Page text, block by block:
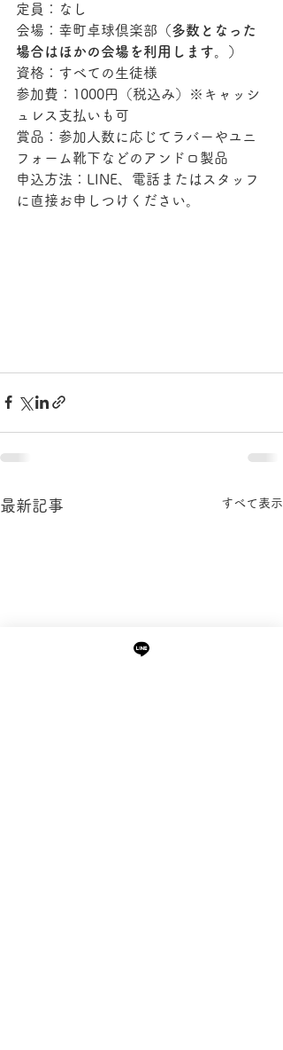
定員：なし
会場：幸町卓球倶楽部 （多数となった
場合はほかの会場を利用します。）
資格：すべての生徒様
参加費：1000円（税込み）※キャッシ
ュレス支払いも可
賞品：参加人数に応じてラバーやユニ
フォーム靴下などのアンドロ製品
申込方法：LINE、電話またはスタッフ
に直接お申しつけください。
最新記事 すべて表示